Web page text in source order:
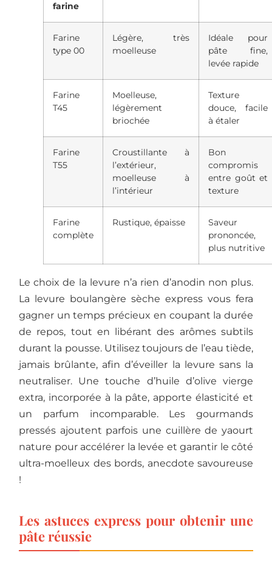
farine
Farine
type 00
Légère, très
moelleuse
Idéale pour
pâte fine,
levée rapide
Farine
T45
Moelleuse,
légèrement
briochée
Texture
douce, facile
à étaler
Farine
T55
Croustillante à
l’extérieur,
moelleuse à
l’intérieur
Bon
compromis
entre goût et
texture
Farine
complète
Rustique, épaisse
Saveur
prononcée,
plus nutritive
Le choix de la levure n’a rien d’anodin non plus.
La levure boulangère sèche express vous fera
gagner un temps précieux en coupant la durée
de repos, tout en libérant des arômes subtils
durant la pousse. Utilisez toujours de l’eau tiède,
jamais brûlante, afin d’éveiller la levure sans la
neutraliser. Une touche d’huile d’olive vierge
extra, incorporée à la pâte, apporte élasticité et
un parfum incomparable. Les gourmands
pressés ajoutent parfois une cuillère de yaourt
nature pour accélérer la levée et garantir le côté
ultra-moelleux des bords, anecdote savoureuse
!
Les astuces express pour obtenir une
pâte réussie